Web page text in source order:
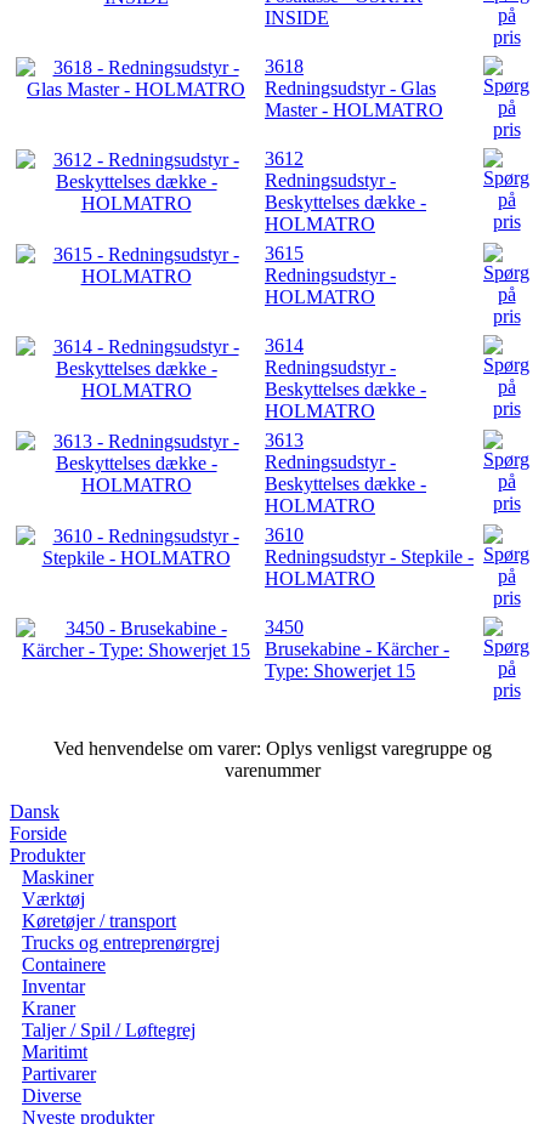
INSIDE
3618
Redningsudstyr - Glas
Master - HOLMATRO
3612
Redningsudstyr -
Beskyttelses dække -
HOLMATRO
3615
Redningsudstyr -
HOLMATRO
3614
Redningsudstyr -
Beskyttelses dække -
HOLMATRO
3613
Redningsudstyr -
Beskyttelses dække -
HOLMATRO
3610
Redningsudstyr - Stepkile -
HOLMATRO
3450
Brusekabine - Kärcher -
Type: Showerjet 15
Ved henvendelse om varer: Oplys venligst varegruppe og
varenummer
Dansk
Forside
Produkter
Maskiner
Værktøj
Køretøjer / transport
Trucks og entreprenørgrej
Containere
Inventar
Kraner
Taljer / Spil / Løftegrej
Maritimt
Partivarer
Diverse
Nyeste produkter